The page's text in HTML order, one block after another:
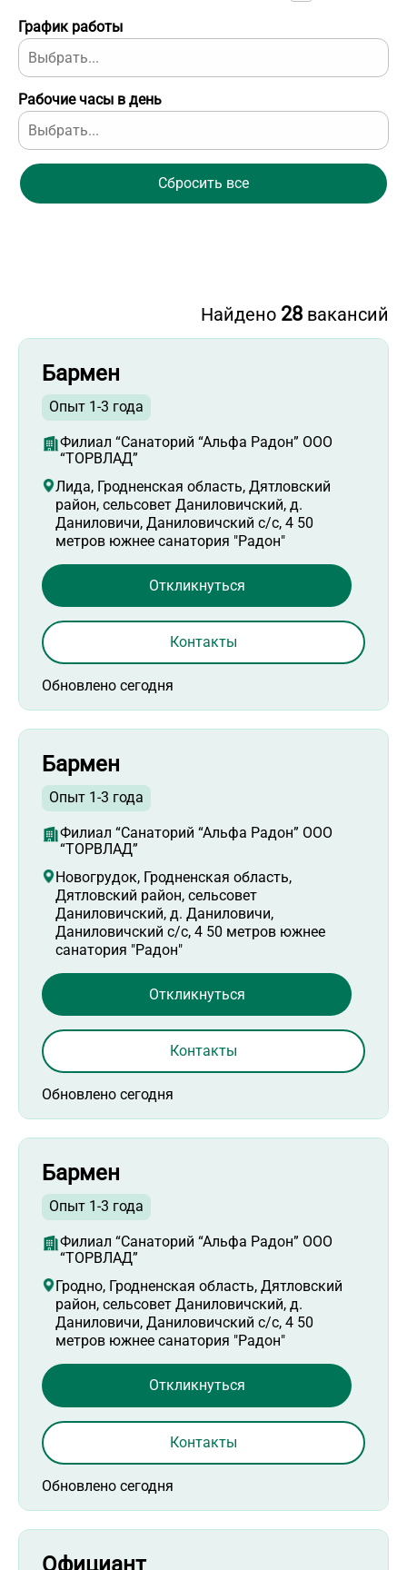
График работы
Рабочие часы в день
Сбросить все
Найдено 28 вакансий
Бармен
Опыт 1-3 года
Филиал “Санаторий “Альфа Радон” ООО
“ТОРВЛАД”
Лида, Гродненская область, Дятловский
район, сельсовет Даниловичский, д.
Даниловичи, Даниловичский с/с, 4 50
метров южнее санатория "Радон"
Обновлено сегодня
Откликнуться
Контакты
Бармен
Опыт 1-3 года
Филиал “Санаторий “Альфа Радон” ООО
“ТОРВЛАД”
Новогрудок, Гродненская область,
Дятловский район, сельсовет
Даниловичский, д. Даниловичи,
Даниловичский с/с, 4 50 метров южнее
санатория "Радон"
Обновлено сегодня
Откликнуться
Контакты
Бармен
Опыт 1-3 года
Филиал “Санаторий “Альфа Радон” ООО
“ТОРВЛАД”
Гродно, Гродненская область, Дятловский
район, сельсовет Даниловичский, д.
Даниловичи, Даниловичский с/с, 4 50
метров южнее санатория "Радон"
Обновлено сегодня
Откликнуться
Контакты
Официант